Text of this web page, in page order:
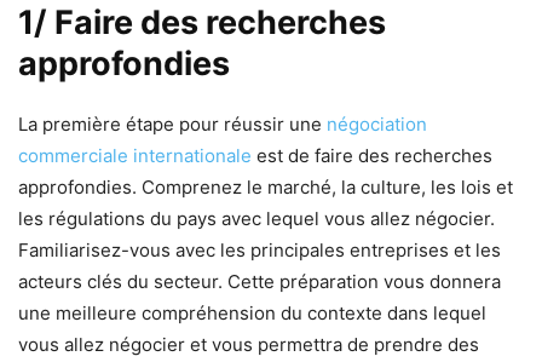
1/ Faire des recherches
approfondies
La première étape pour réussir une négociation
commerciale internationale est de faire des recherches
approfondies. Comprenez le marché, la culture, les lois et
les régulations du pays avec lequel vous allez négocier.
Familiarisez-vous avec les principales entreprises et les
acteurs clés du secteur. Cette préparation vous donnera
une meilleure compréhension du contexte dans lequel
vous allez négocier et vous permettra de prendre des